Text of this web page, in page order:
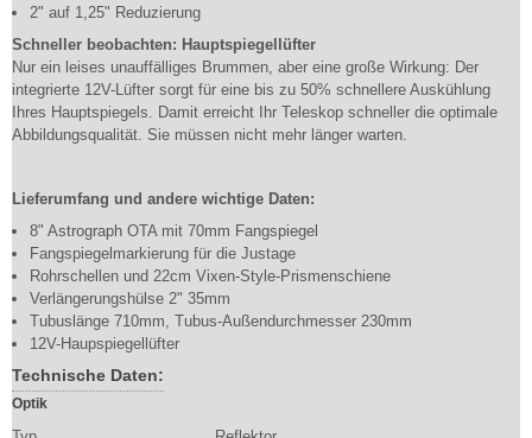
2" auf 1,25" Reduzierung
Schneller beobachten: Hauptspiegellüfter
Nur ein leises unauffälliges Brummen, aber eine große Wirkung: Der
integrierte 12V-Lüfter sorgt für eine bis zu 50% schnellere Auskühlung
Ihres Hauptspiegels. Damit erreicht Ihr Teleskop schneller die optimale
Abbildungsqualität. Sie müssen nicht mehr länger warten.
Lieferumfang und andere wichtige Daten:
8" Astrograph OTA mit 70mm Fangspiegel
Fangspiegelmarkierung für die Justage
Rohrschellen und 22cm Vixen-Style-Prismenschiene
Verlängerungshülse 2" 35mm
Tubuslänge 710mm, Tubus-Außendurchmesser 230mm
12V-Haupspiegellüfter
Technische Daten:
Optik